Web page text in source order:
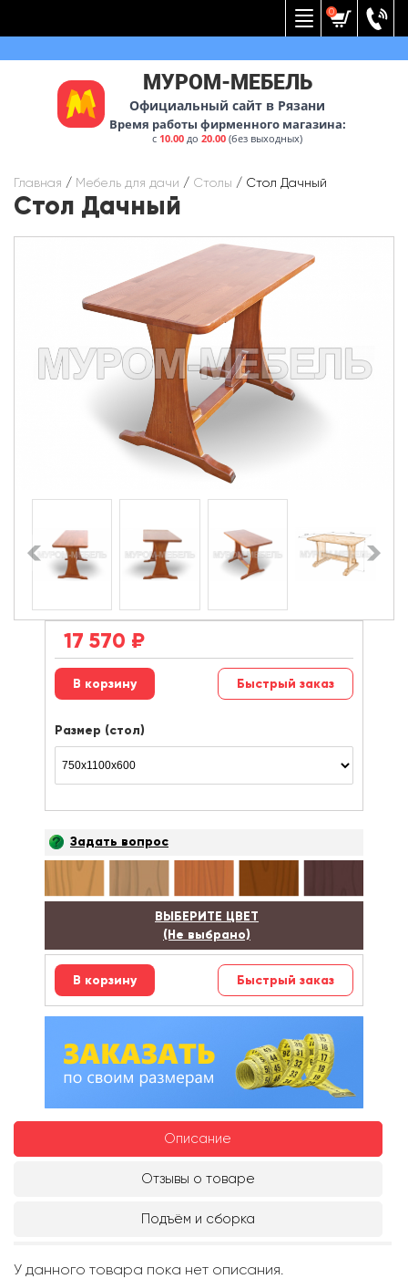
0
МУРОМ-МЕБЕЛЬ
Официальный сайт в Рязани
Время работы фирменного магазина:
с 10.00 до20.00 (без выходных)
Главная / Мебель для дачи / Столы / Стол Дачный
Стол Дачный
17 570 ₽
Быстрый заказ
Размер (стол)
Задать вопрос
ВЫБЕРИТЕ ЦВЕТ
(Не выбрано)
Быстрый заказ
Описание
Отзывы о товаре
Подъём и сборка
У данного товара пока нет описания.